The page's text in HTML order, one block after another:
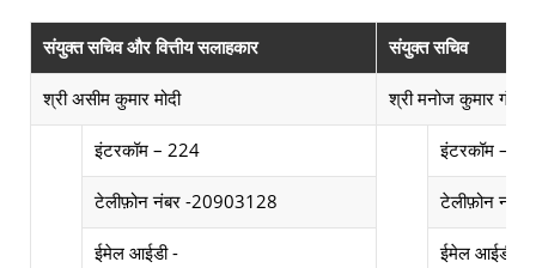
संयुक्त सचिव और वित्तीय सलाहकार संयुक्त सचिव
श्री असीम कुमार मोदी
श्री मनोज कुमार गंगेया
Photograph not available
इंटरकॉम – 224 Photograph not
इंटरकॉम –
टेलीफ़ोन नंबर -20903128 टेलीफ़ोन
ईमेल आईडी -
ईमेल आईडी -